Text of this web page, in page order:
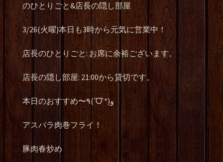
のひとりごと&店長の隠し部屋
3/26(火曜)本日も3時から元気に営業中！
店長のひとりごと: お席に余裕ございます。
店長の隠し部屋: 21:00から貸切です。
本日のおすすめ〜٩(ˊᗜˋ*)و
アスパラ肉巻フライ！
豚肉春炒め